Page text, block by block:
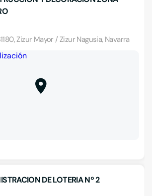
Zizur Mayor / Zizur Nagusia, Navarra
DE LOTERIA Nº 2